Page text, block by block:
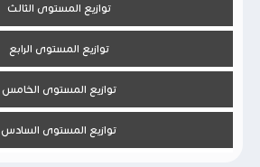
توازيع المستوى الثالث
توازيع المستوى الرابع
توازيع المستوى الخامس
توازيع المستوى السادس